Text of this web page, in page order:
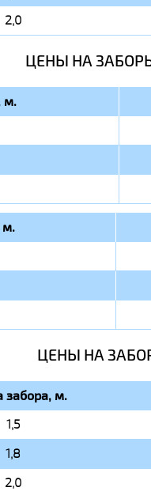
2,0
ЦЕНЫ НА
м.
м.
ЦЕНЫ НА
забора, м.
1,5
1,8
2,0